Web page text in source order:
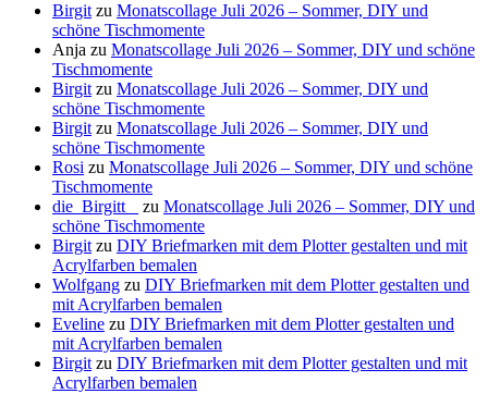
Birgit zu Monatscollage Juli 2026 – Sommer, DIY und
schöne Tischmomente
Anja zu Monatscollage Juli 2026 – Sommer, DIY und schöne
Tischmomente
Birgit zu Monatscollage Juli 2026 – Sommer, DIY und
schöne Tischmomente
Birgit zu Monatscollage Juli 2026 – Sommer, DIY und
schöne Tischmomente
Rosi zu Monatscollage Juli 2026 – Sommer, DIY und schöne
Tischmomente
die_Birgitt _
zu Monatscollage Juli 2026 – Sommer, DIY und
schöne Tischmomente
Birgit zu DIY Briefmarken mit dem Plotter gestalten und mit
Acrylfarben bemalen
Wolfgang zu DIY Briefmarken mit dem Plotter gestalten und
mit Acrylfarben bemalen
Eveline zu DIY Briefmarken mit dem Plotter gestalten und
mit Acrylfarben bemalen
Birgit zu DIY Briefmarken mit dem Plotter gestalten und mit
Acrylfarben bemalen